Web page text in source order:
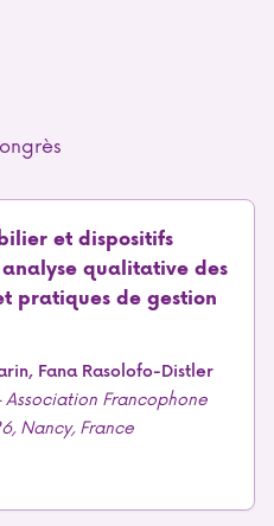
et dispositifs
qualitative des
pratiques de gestion
Fana Rasolofo-Distler
Association Francophone
Nancy, France